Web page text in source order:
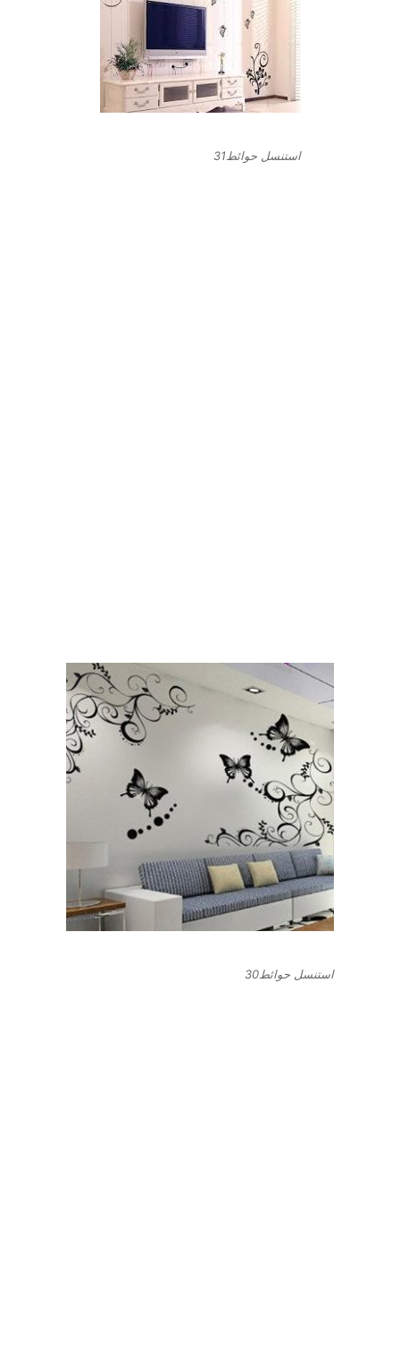
استنسل حوائط31
استنسل حوائط30